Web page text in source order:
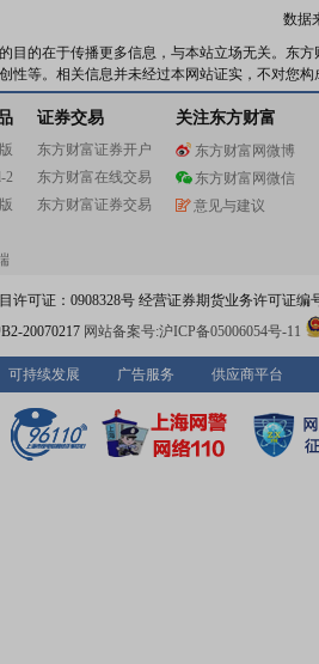
数据
目的在于传播更多信息，与本站立场无关。东
性等。相关信息并未经过本网站证实，不对您
2
证券交易
东方财富证券开户
东方财富在线交易
东方财富证券交易
关注东方财富
东方财富网微博
东方财富网微信
意见与建议
许可证：0908328号 经营证券期货业务许可证编
20070217 网站备案号:沪ICP备05006054号-11
可持续发展 广告服务 供应商平台